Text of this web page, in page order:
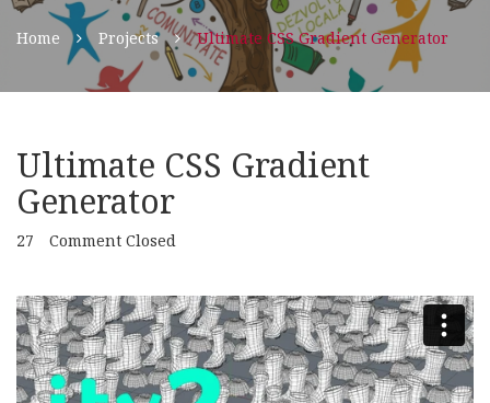
Home Projects Ultimate CSS Gradient Generator
Ultimate CSS Gradient
Generator
27 Comment Closed